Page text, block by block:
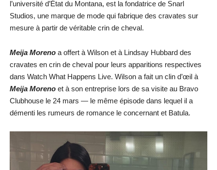
l’université d’État du Montana, est la fondatrice de Snarl
Studios, une marque de mode qui fabrique des cravates sur
mesure à partir de véritable crin de cheval.
Meija Moreno a offert à Wilson et à Lindsay Hubbard des
cravates en crin de cheval pour leurs apparitions respectives
dans Watch What Happens Live. Wilson a fait un clin d’œil à
Meija Moreno et à son entreprise lors de sa visite au Bravo
Clubhouse le 24 mars — le même épisode dans lequel il a
démenti les rumeurs de romance le concernant et Batula.